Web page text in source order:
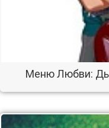
Меню Любви: